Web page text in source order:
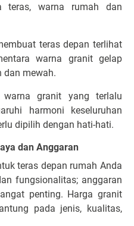
teras, warna rumah dan
teras depan terlihat
warna granit gelap
dan mewah.
granit yang terlalu
harmoni keseluruhan
dipilih dengan hati-hati.
dan Anggaran
teras depan rumah Anda
fungsionalitas; anggaran
penting. Harga granit
pada jenis, kualitas,